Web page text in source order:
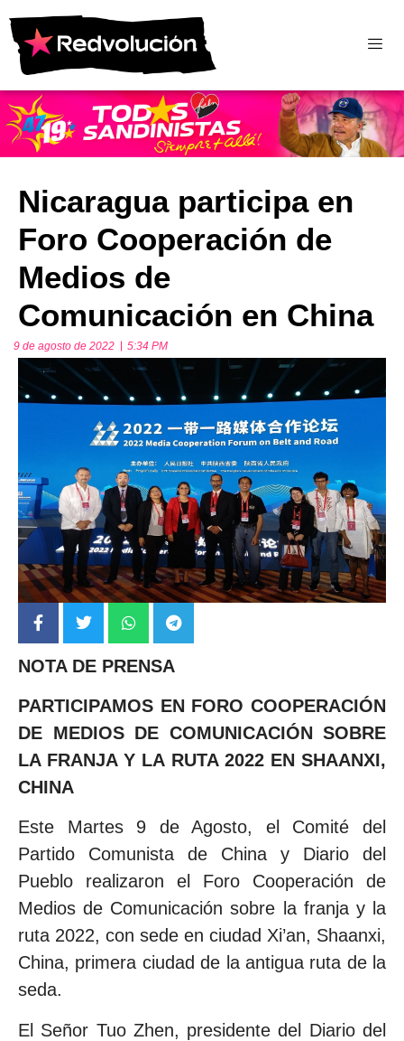
Nicaragua participa en
Foro Cooperación de
Medios de
Comunicación en China
9 de agosto de 2022 5:34 PM
NOTA DE PRENSA
PARTICIPAMOS EN FORO COOPERACIÓN
DE MEDIOS DE COMUNICACIÓN SOBRE
LA FRANJA Y LA RUTA 2022 EN SHAANXI,
CHINA
Este Martes 9 de Agosto, el Comité del
Partido Comunista de China y Diario del
Pueblo realizaron el Foro Cooperación de
Medios de Comunicación sobre la franja y la
ruta 2022, con sede en ciudad Xi’an, Shaanxi,
China, primera ciudad de la antigua ruta de la
seda.
El Señor Tuo Zhen, presidente del Diario del